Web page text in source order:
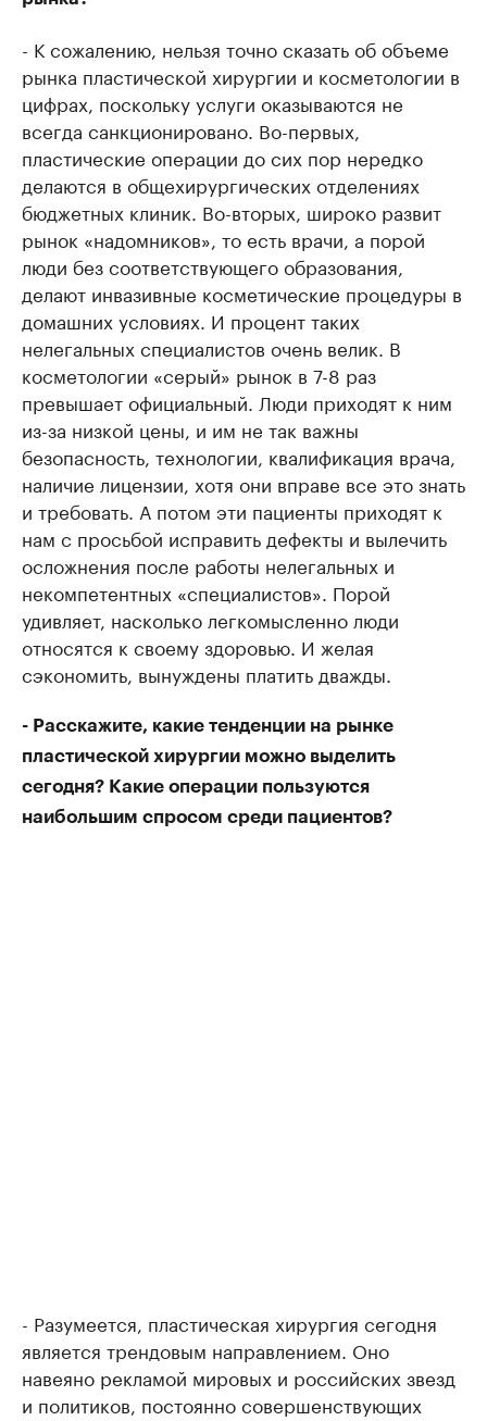
- К сожалению, нельзя точно сказать об объеме
рынка пластической хирургии и косметологии в
цифрах, поскольку услуги оказываются не
всегда санкционировано. Во-первых,
пластические операции до сих пор нередко
делаются в общехирургических отделениях
бюджетных клиник. Во-вторых, широко развит
рынок «надомников», то есть врачи, а порой
люди без соответствующего образования,
делают инвазивные косметические процедуры в
домашних условиях. И процент таких
нелегальных специалистов очень велик. В
косметологии «серый» рынок в 7-8 раз
превышает официальный. Люди приходят к ним
из-за низкой цены, и им не так важны
безопасность, технологии, квалификация врача,
наличие лицензии, хотя они вправе все это знать
и требовать. А потом эти пациенты приходят к
нам с просьбой исправить дефекты и вылечить
осложнения после работы нелегальных и
некомпетентных «специалистов». Порой
удивляет, насколько легкомысленно люди
относятся к своему здоровью. И желая
сэкономить, вынуждены платить дважды.
- Расскажите, какие тенденции на рынке
пластической хирургии можно выделить
сегодня? Какие операции пользуются
наибольшим спросом среди пациентов?
- Разумеется, пластическая хирургия сегодня
является трендовым направлением. Оно
навеяно рекламой мировых и российских звезд
и политиков, постоянно совершенствующих